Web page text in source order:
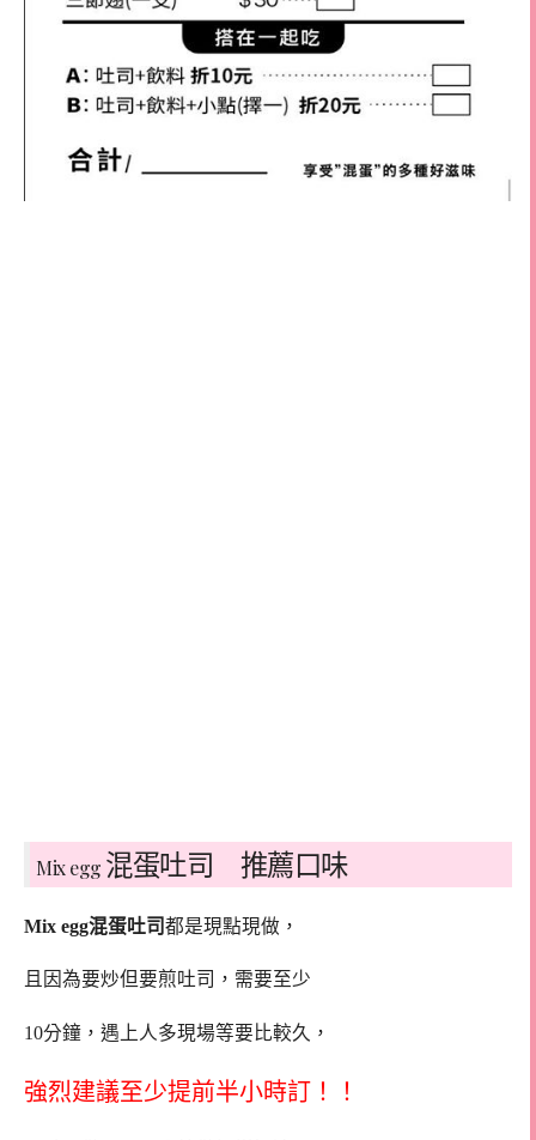
Mix egg 混蛋吐司 推薦口味
Mix egg混蛋吐司都是現點現做，
且因為要炒但要煎吐司，需要至少
10分鐘，遇上人多現場等要比較久，
強烈建議至少提前半小時訂！！